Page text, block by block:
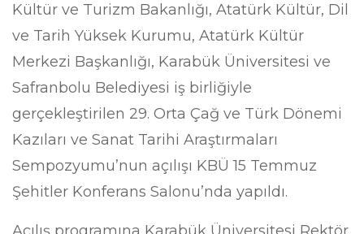
Kültür ve Turizm Bakanlığı, Atatürk Kültür, Dil
ve Tarih Yüksek Kurumu, Atatürk Kültür
Merkezi Başkanlığı, Karabük Üniversitesi ve
Safranbolu Belediyesi iş birliğiyle
gerçekleştirilen 29. Orta Çağ ve Türk Dönemi
Kazıları ve Sanat Tarihi Araştırmaları
Sempozyumu’nun açılışı KBÜ 15 Temmuz
Şehitler Konferans Salonu’nda yapıldı.